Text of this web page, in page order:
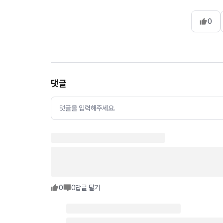
0
댓글
댓글을 입력해주세요.
0 0답글 달기